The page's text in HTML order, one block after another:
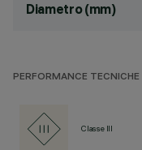
Diametro (mm)
PERFORMANCE TECNICHE
Classe III